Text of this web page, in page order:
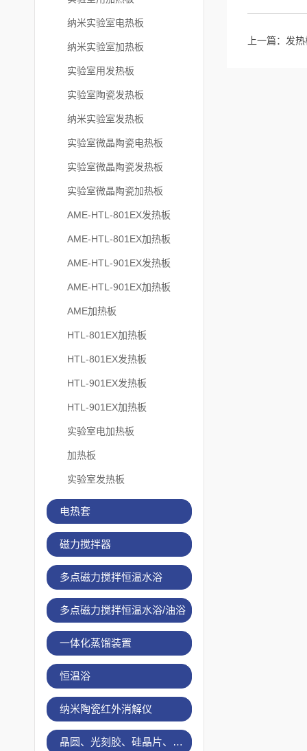
纳米实验室电热板
纳米实验室加热板
实验室用发热板
实验室陶瓷发热板
纳米实验室发热板
实验室微晶陶瓷电热板
实验室微晶陶瓷发热板
实验室微晶陶瓷加热板
AME-HTL-801EX发热板
AME-HTL-801EX加热板
AME-HTL-901EX发热板
AME-HTL-901EX加热板
AME加热板
HTL-801EX加热板
HTL-801EX发热板
HTL-901EX发热板
HTL-901EX加热板
实验室电加热板
加热板
实验室发热板
电热套
磁力搅拌器
多点磁力搅拌恒温水浴
多点磁力搅拌恒温水浴/油浴
一体化蒸馏装置
恒温浴
纳米陶瓷红外消解仪
晶圆、光刻胶、硅晶片、烤胶机
上一篇： 发